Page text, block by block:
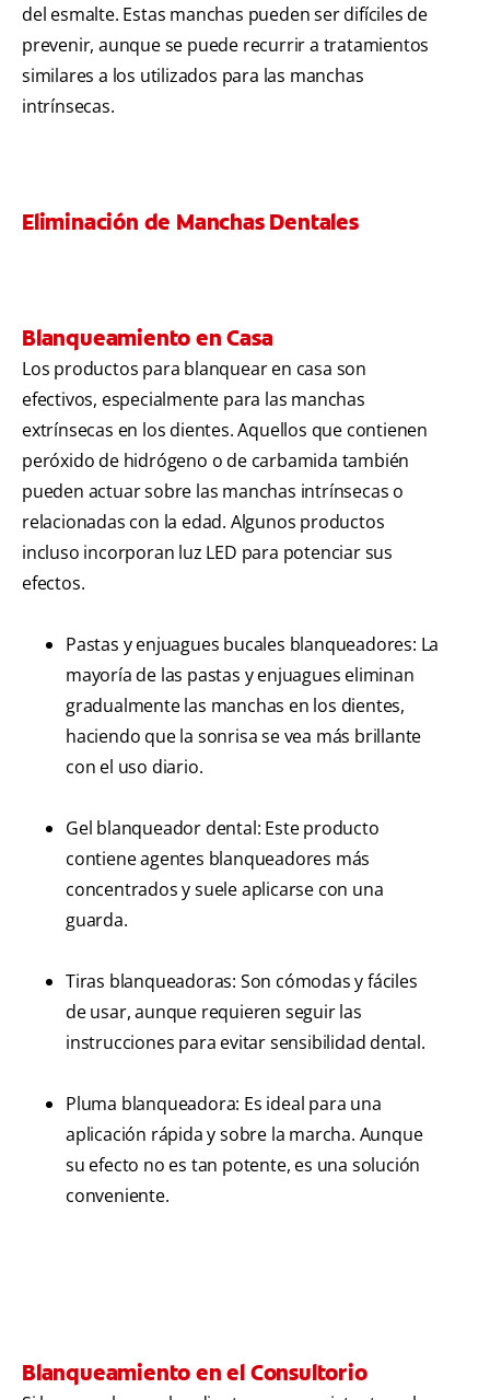
del esmalte. Estas manchas pueden ser difíciles de
prevenir, aunque se puede recurrir a tratamientos
similares a los utilizados para las manchas
intrínsecas.
Eliminación de Manchas Dentales
Blanqueamiento en Casa
Los productos para blanquear en casa son
efectivos, especialmente para las manchas
extrínsecas en los dientes. Aquellos que contienen
peróxido de hidrógeno o de carbamida también
pueden actuar sobre las manchas intrínsecas o
relacionadas con la edad. Algunos productos
incluso incorporan luz LED para potenciar sus
efectos.
Pastas y enjuagues bucales blanqueadores: La
mayoría de las pastas y enjuagues eliminan
gradualmente las manchas en los dientes,
haciendo que la sonrisa se vea más brillante
con el uso diario.
Gel blanqueador dental: Este producto
contiene agentes blanqueadores más
concentrados y suele aplicarse con una
guarda.
Tiras blanqueadoras: Son cómodas y fáciles
de usar, aunque requieren seguir las
instrucciones para evitar sensibilidad dental.
Pluma blanqueadora: Es ideal para una
aplicación rápida y sobre la marcha. Aunque
su efecto no es tan potente, es una solución
conveniente.
Blanqueamiento en el Consultorio